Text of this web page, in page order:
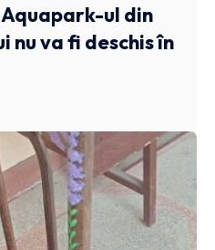
ul din
nu va fi deschis în